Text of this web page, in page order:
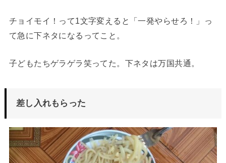
チョイモイ！って1文字変えると「一発やらせろ！」っ
て急に下ネタになるってこと。
子どもたちゲラゲラ笑ってた。下ネタは万国共通。
差し入れもらった